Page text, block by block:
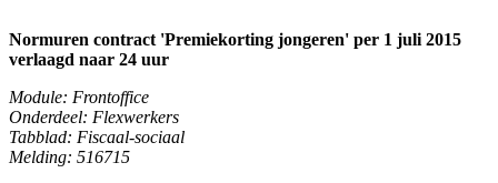
Normuren contract 'Premiekorting jongeren' per 1 juli 2015
verlaagd naar 24 uur
Module: Frontoffice
Onderdeel: Flexwerkers
Tabblad: Fiscaal-sociaal
Melding: 516715